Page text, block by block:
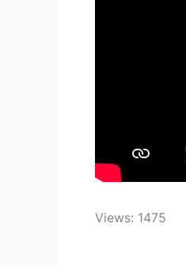
Views: 1475